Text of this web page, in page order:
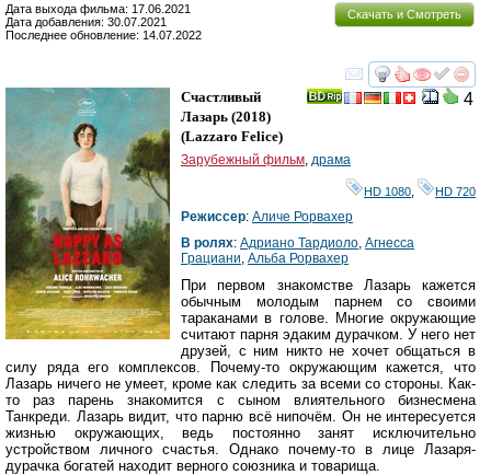
Скачать и Смотреть
Дата выхода фильма: 17.06.2021
Дата добавления: 30.07.2021
Последнее обновление: 14.07.2022
смотреть
4
Счастливый
Лазарь (2018)
(Lazzaro Felice)
Зарубежный фильм драма
HD 1080 HD 720
Режиссер: Аличе Рорвахер
В ролях: Адриано Тардиоло Агнесса
Грациани Альба Рорвахер
При первом знакомстве Лазарь кажется
обычным молодым парнем со своими
тараканами в голове. Многие окружающие
считают парня эдаким дурачком. У него нет
друзей, с ним никто не хочет общаться в
силу ряда его комплексов. Почему-то окружающим кажется, что
Лазарь ничего не умеет, кроме как следить за всеми со стороны. Как-
то раз парень знакомится с сыном влиятельного бизнесмена
Танкреди. Лазарь видит, что парню всё нипочём. Он не интересуется
жизнью окружающих, ведь постоянно занят исключительно
устройством личного счастья. Однако почему-то в лице Лазаря-
дурачка богатей находит верного союзника и товарища.